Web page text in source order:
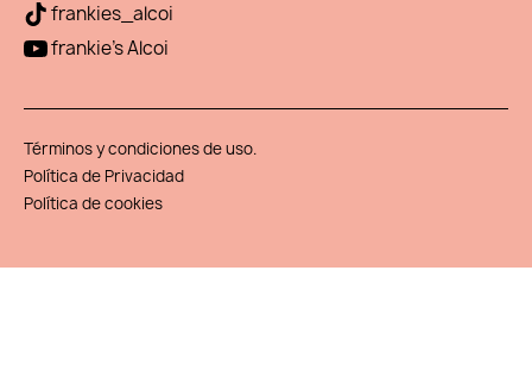
frankies_alcoi
frankie's Alcoi
Términos y condiciones de uso.
Política de Privacidad
Política de cookies